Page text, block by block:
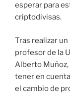
esperar para
criptodivisas.
Tras realizar
profesor de la
Alberto
tener en
el cambio de